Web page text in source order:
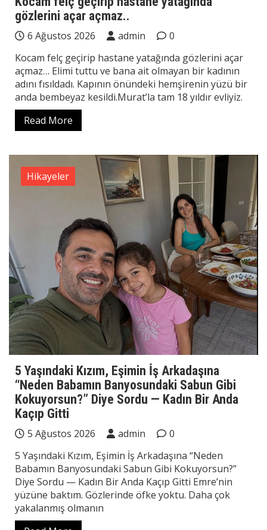
gözlerini açar açmaz..
6 Ağustos 2026 admin
0
Kocam felç geçirip hastane yatağında gözlerini açar
açmaz… Elimi tuttu ve bana ait olmayan bir kadının
adını fısıldadı. Kapının önündeki hemşirenin yüzü bir
anda bembeyaz kesildi.Murat’la tam 18 yıldır evliyiz.
Read More
Hikayeler
5 Yaşındaki Kızım, Eşimin İş Arkadaşına
“Neden Babamın Banyosundaki Sabun Gibi
Kokuyorsun?” Diye Sordu — Kadın Bir Anda
Kaçıp Gitti
5 Ağustos 2026 admin
0
5 Yaşındaki Kızım, Eşimin İş Arkadaşına “Neden
Babamın Banyosundaki Sabun Gibi Kokuyorsun?”
Diye Sordu — Kadın Bir Anda Kaçıp Gitti Emre’nin
yüzüne baktım. Gözlerinde öfke yoktu. Daha çok
yakalanmış olmanın